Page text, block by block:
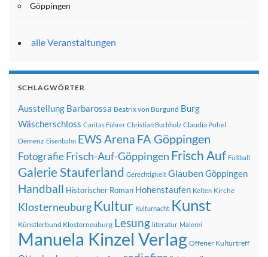
Göppingen
alle Veranstaltungen
SCHLAGWÖRTER
Ausstellung Barbarossa Beatrix von Burgund Burg
Wäscherschloss Caritas Führer Christian Buchholz Claudia Pohel
Demenz Eisenbahn EWS Arena FA Göppingen
FotografieFrisch-Auf-Göppingen Frisch Auf Fußball
Galerie Stauferland Gerechtigkeit Glauben Göppingen
Handball Historischer Roman Hohenstaufen Kelten Kirche
Klosterneuburg Kultur Kulturnacht Kunst
Künstlerbund Klosterneuburg Lesung literatur Malerei
Manuela Kinzel Verlag Offener Kulturtreff